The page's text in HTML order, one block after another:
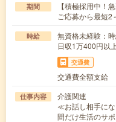
期間
【積極採用中！
ご応募から最短2
時給
無資格未経験：
日収1万400円以
交通費
交通費全額支給
仕事内容
介護関連
≪お話し相手に
間だけ生活のサ